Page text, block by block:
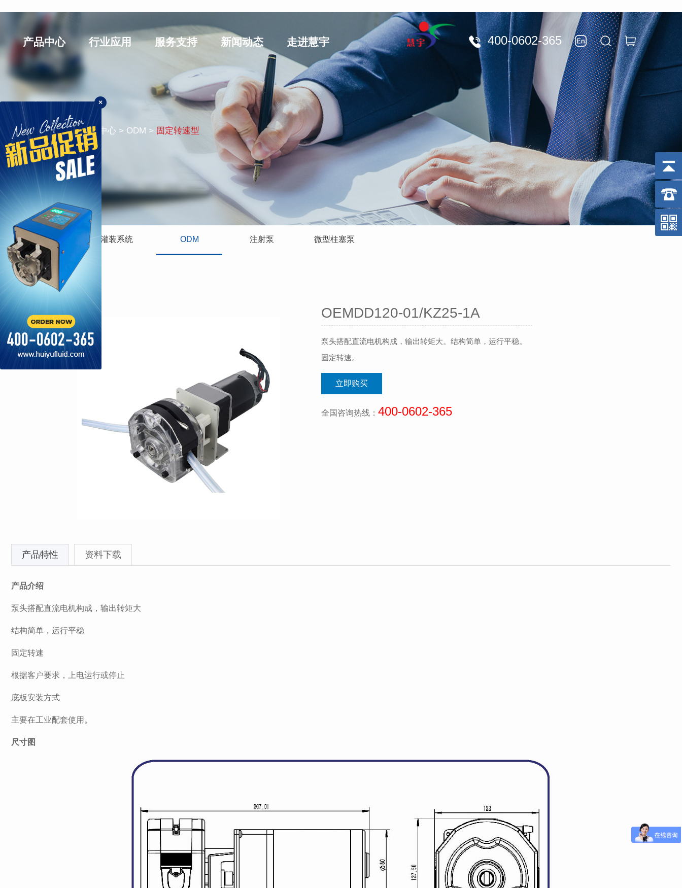
固定转速型
您的位置：首页> 产品中心 > ODM > 固定转速型
400-0602-365
产品中心 行业应用 服务支持 新闻动态 走进慧宇
蠕动泵 灌装系统 ODM 注射泵 微型柱塞泵
OEMDD120-01/KZ25-1A
泵头搭配直流电机构成，输出转矩大。结构简单，运行平稳。
固定转速。
立即购买
全国咨询热线： 400-0602-365
产品特性 资料下载
产品介绍
泵头搭配直流电机构成，输出转矩大
结构简单，运行平稳
固定转速
根据客户要求，上电运行或停止
底板安装方式
主要在工业配套使用。
尺寸图
×